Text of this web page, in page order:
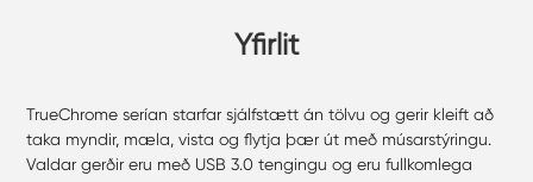
Yfirlit
TrueChrome serían starfar sjálfstætt án tölvu og gerir kleift að
taka myndir, mæla, vista og flytja þær út með músarstýringu.
Valdar gerðir eru með USB 3.0 tengingu og eru fullkomlega